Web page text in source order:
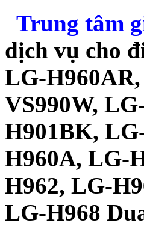
Trung tâm
dịch vụ cho
LG-
VS990W,
H901BK,
H960A, LG-
H962, LG-
LG-H968